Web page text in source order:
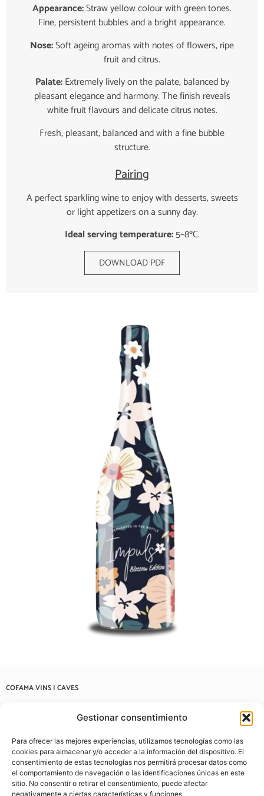
Gestionar consentimiento
Para ofrecer las mejores experiencias, utilizamos tecnologías como las
cookies para almacenar y/o acceder a la información del dispositivo. El
consentimiento de estas tecnologías nos permitirá procesar datos como
el comportamiento de navegación o las identificaciones únicas en este
sitio. No consentir o retirar el consentimiento, puede afectar
negativamente a ciertas características y funciones.
Appearance:Straw yellow colour with green tones.
Fine, persistent bubbles and a bright appearance.
Nose:Soft ageing aromas with notes of flowers, ripe
fruit and citrus.
Palate:Extremely lively on the palate, balanced by
pleasant elegance and harmony. The finish reveals
white fruit flavours and delicate citrus notes.
Fresh, pleasant, balanced and with a fine bubble
structure.
Pairing
A perfect sparkling wine to enjoy with desserts, sweets
or light appetizers on a sunny day.
Ideal serving temperature:5–8ºC.
DOWNLOAD PDF
COFAMA VINS I CAVES
info@cofamavins.com